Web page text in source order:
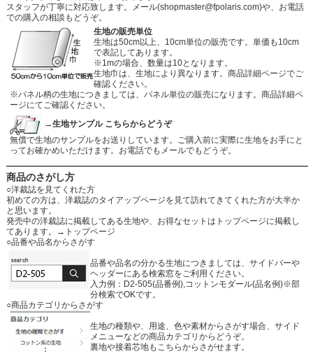
スタッフが丁寧に対応致します。メール(shopmaster@fpolaris.com)や、お電話
での購入の相談もどうぞ。
生地の販売単位
生地は50cm以上、10cm単位の販売です。単価も10cm
で表記してあります。
※1mの場合、数量は10となります。
生地巾は、生地により異なります。商品詳細ページでご
確認ください。
※パネル柄の生地につきましては、パネル単位の販売になります。商品詳細ペ
ージにてご確認ください。
→生地サンプル こちらからどうぞ
無償で生地のサンプルをお送りしています。ご購入前に実際に生地をお手にと
ってお確かめいただけます。お電話でもメールでもどうぞ。
商品のさがし方
○洋裁誌を見てくれた方
初めての方は、洋裁誌のタイアップページを見て訪れてきてくれた方が大半か
と思います。
発売中の洋裁誌に掲載してある生地や、お得なセットはトップページに掲載し
てあります。
→トップページ
○品番や品名からさがす
品番や品名の分かる生地につきましては、サイドバーや
ヘッダーにある検索窓をご利用ください。
入力例：D2-505(品番例),コットンモダール(品名例)※部
分検索でOKです。
○商品カテゴリからさがす
生地の種類や、用途、色や素材からさがす場合、サイド
メニューなどの商品カテゴリからどうぞ。
裏地や接着芯地もこちらからさがせます。